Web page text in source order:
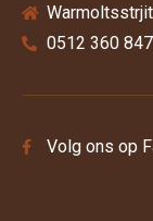
0512 360 847
Volg ons op